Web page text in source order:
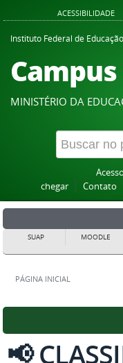
ACESSIBILIDADE
Instituto Federal de
MINISTÉRIO DA
chegar
Contato
SUAP MOODLE
PÁGINA INICIAL
📢